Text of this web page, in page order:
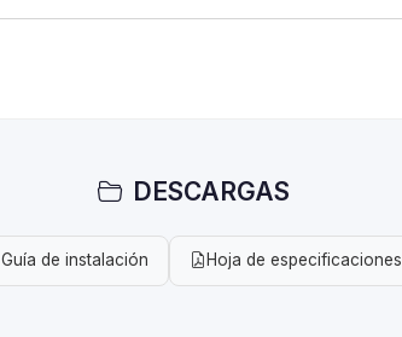
DESCARGAS
Guía de instalación Hoja de especificaciones